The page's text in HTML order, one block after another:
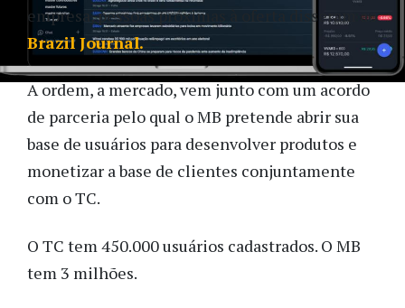
empresa, pessoas próximas à oferta disseram ao
Brazil Journal.
A ordem, a mercado, vem junto com um acordo
de parceria pelo qual o MB pretende abrir sua
base de usuários para desenvolver produtos e
monetizar a base de clientes conjuntamente
com o TC.
O TC tem 450.000 usuários cadastrados. O MB
tem 3 milhões.